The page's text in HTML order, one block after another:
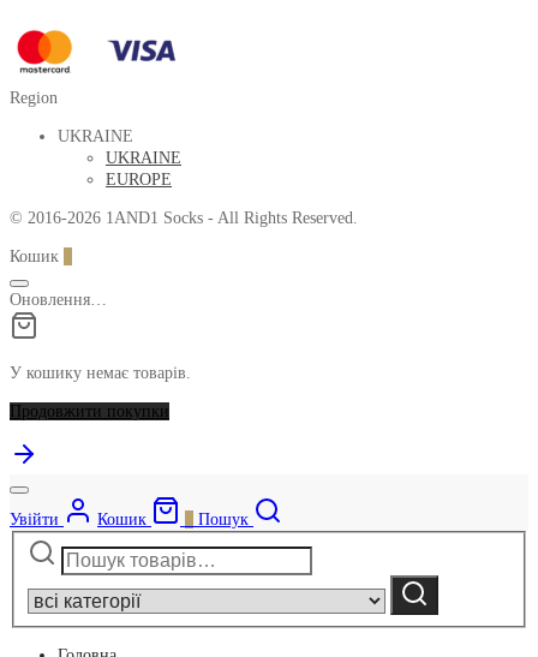
Region
UKRAINE
UKRAINE
EUROPE
© 2016-2026 1AND1 Socks - All Rights Reserved.
Кошик
Оновлення…
У кошику немає товарів.
Продовжити покупки
Увійти Кошик
Пошук
Шукати:
category:
Шукати